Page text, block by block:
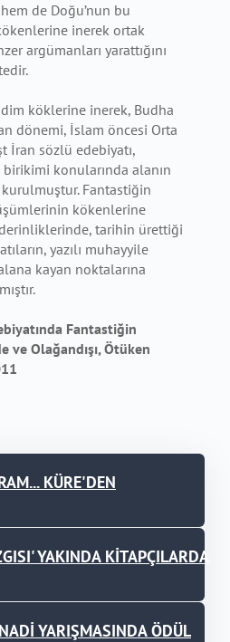
hem de Doğu’nun bu
inerek ortak
argümanları yarattığını
köklerine inerek, Budha
dönemi, İslam öncesi Orta
İran sözlü edebiyatı,
konularında alanın
Fantastiğin
kökenlerine
tarihin ürettiği
yazılı muhayyile
kayan noktalarına
Fantastiğin
Olağandışı, Ötüken
KÜRE'DEN
YAKINDA KİTAPÇILARDA
YARIŞMASINDA ÖDÜL